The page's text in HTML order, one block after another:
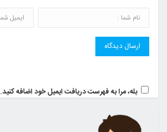
بله، مرا به فهرست دریافت ایمیل خود اضافه کنید.